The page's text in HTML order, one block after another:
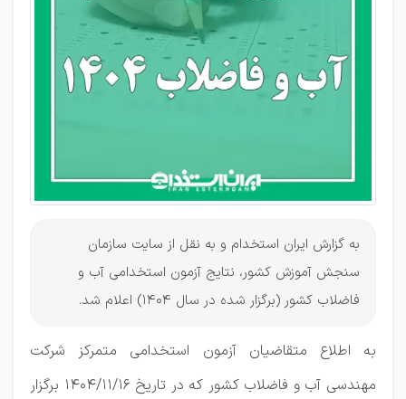
اعلام
شد!
به گزارش ایران استخدام و به نقل از سایت سازمان
سنجش آموزش کشور، نتایج آزمون استخدامی آب و
فاضلاب کشور (برگزار شده در سال 1404) اعلام شد.
به اطلاع متقاضیان آزمون استخدامی متمرکز شرکت
مهندسی آب و فاضلاب کشور که در تاریخ 1404/11/16 برگزار